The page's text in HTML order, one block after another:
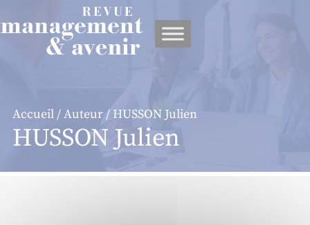
Accueil/Auteur/ HUSSON Julien
HUSSON Julien
Panneau de gestion des cookies